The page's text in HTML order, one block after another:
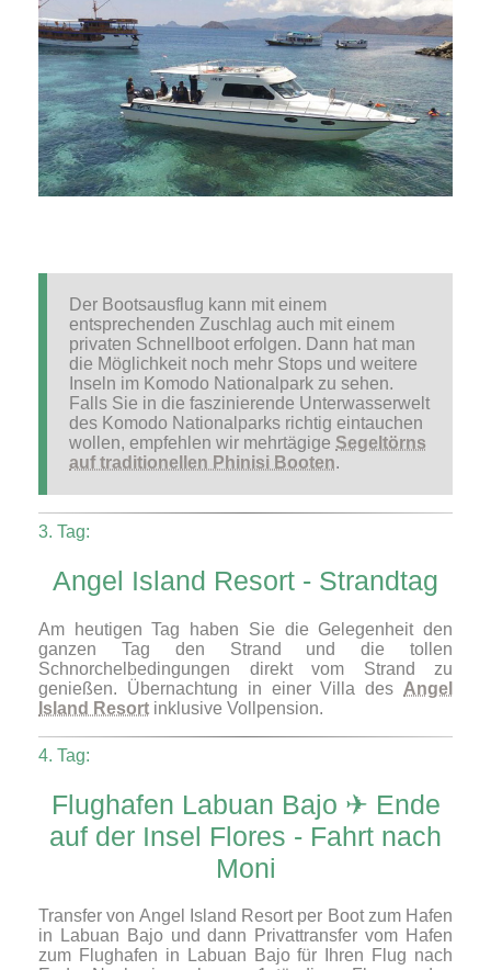
Der Bootsausflug kann mit einem
entsprechenden Zuschlag auch mit einem
privaten Schnellboot erfolgen. Dann hat man
die Möglichkeit noch mehr Stops und weitere
Inseln im Komodo Nationalpark zu sehen.
Falls Sie in die faszinierende Unterwasserwelt
des Komodo Nationalparks richtig eintauchen
wollen, empfehlen wir mehrtägige Segeltörns
auf traditionellen Phinisi Booten.
3. Tag:
Angel Island Resort - Strandtag
Am heutigen Tag haben Sie die Gelegenheit den
ganzen Tag den Strand und die tollen
Schnorchelbedingungen direkt vom Strand zu
genießen. Übernachtung in einer Villa des Angel
Island Resort inklusive Vollpension.
4. Tag:
Flughafen Labuan Bajo ✈ Ende
auf der Insel Flores - Fahrt nach
Moni
Transfer von Angel Island Resort per Boot zum Hafen
in Labuan Bajo und dann Privattransfer vom Hafen
zum Flughafen in Labuan Bajo für Ihren Flug nach